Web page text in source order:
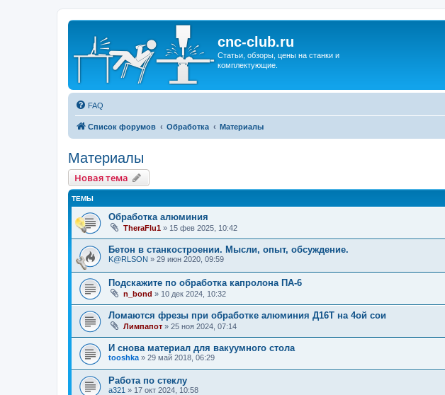
cnc-club.ru
Статьи, обзоры, цены на станки и
комплектующие.
FAQ
Список форумов Обработка Материалы
Материалы
Новая тема
ТЕМЫ
Обработка алюминия
TheraFlu1 » 15 фев 2025, 10:42
Бетон в станкостроении. Мысли, опыт, обсуждение.
K@RLSON » 29 июн 2020, 09:59
Подскажите по обработка капролона ПА-6
n_bond » 10 дек 2024, 10:32
Ломаются фрезы при обработке алюминия Д16Т на 4ой сои
Лимпапот » 25 ноя 2024, 07:14
И снова материал для вакуумного стола
tooshka » 29 май 2018, 06:29
Работа по стеклу
a321 » 17 окт 2024, 10:58